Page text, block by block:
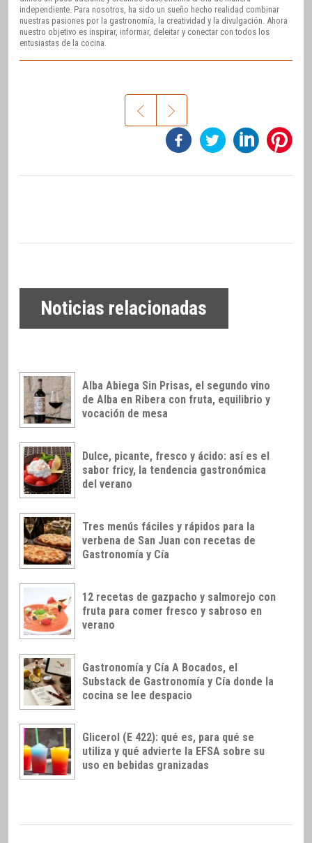
independiente. Para nosotros, ha sido un sueño hecho realidad combinar
nuestras pasiones por la gastronomía, la creatividad y la divulgación. Ahora
nuestro objetivo es inspirar, informar, deleitar y conectar con todos los
entusiastas de la cocina.
Noticias relacionadas
Alba Abiega Sin Prisas, el segundo vino
de Alba en Ribera con fruta, equilibrio y
vocación de mesa
Dulce, picante, fresco y ácido: así es el
sabor fricy, la tendencia gastronómica
del verano
Tres menús fáciles y rápidos para la
verbena de San Juan con recetas de
Gastronomía y Cía
12 recetas de gazpacho y salmorejo con
fruta para comer fresco y sabroso en
verano
Gastronomía y Cía A Bocados, el
Substack de Gastronomía y Cía donde la
cocina se lee despacio
Glicerol (E 422): qué es, para qué se
utiliza y qué advierte la EFSA sobre su
uso en bebidas granizadas